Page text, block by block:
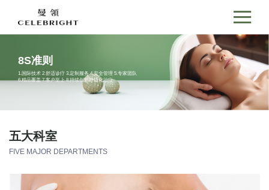
8S准则
1.国际技术 2.舒适诊疗 3.定制服务 4.安全管理 5.专家团队
6.精品覆盖 7.客户至上 8.持续创新舒适化治疗
五大科室
FIVE MAJOR DEPARTMENTS